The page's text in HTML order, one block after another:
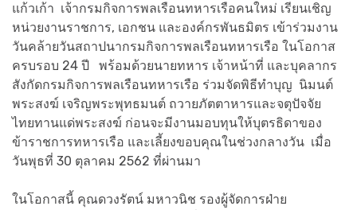
แก้วเก้า เจ้ากรมกิจการพลเรือนทหารเรือคนใหม่ เรียนเชิญ
หน่วยงานราชการ, เอกชน และองค์กรพันธมิตร เข้าร่วมงาน
วันคล้ายวันสถาปนากรมกิจการพลเรือนทหารเรือ ในโอกาส
ครบรอบ 24 ปี พร้อมด้วยนายทหาร เจ้าหน้าที่ และบุคลากร
สังกัดกรมกิจการพลเรือนทหารเรือ ร่วมจัดพิธีทำบุญ นิมนต์
พระสงฆ์ เจริญพระพุทธมนต์ ถวายภัตตาหารและจตุปัจจัย
ไทยทานแด่พระสงฆ์ ก่อนจะมีงานมอบทุนให้บุตรธิดาของ
ข้าราชการทหารเรือ และเลี้ยงขอบคุณในช่วงกลางวัน เมื่อ
วันพุธที่ 30 ตุลาคม 2562 ที่ผ่านมา
ในโอกาสนี้ คุณดวงรัตน์ มหาวนิช รองผู้จัดการฝ่าย